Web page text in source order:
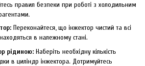
правил безпеки при роботі з холодильним
Переконайтеся, що інжектор чистий та всі
в належному стані.
рідиною: Наберіть необхідну кількість
в циліндр інжектора. Дотримуйтесь